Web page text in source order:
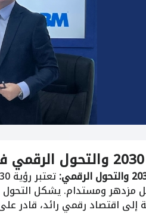
مزدهر ومستدام. يشكل التحول
إلى اقتصاد رقمي رائد، قادر